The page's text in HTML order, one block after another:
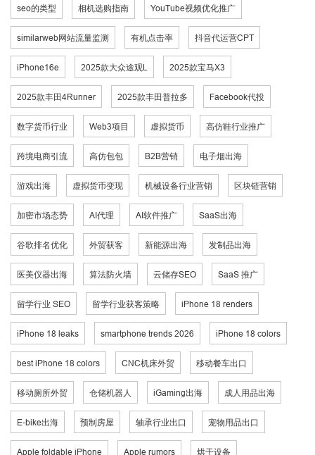
seo的类型 相机选购指南 YouTube视频优化推广
similarweb网站流量监测 有机点击率 抖音代运营CPT
iPhone16e 2025款大众途观L 2025款宝马X3
2025款丰田4Runner 2025款丰田普拉多 Facebook代投
数字货币行业 Web3项目 虚拟货币 高仿鞋行业推广
跨境电商引流 高仿包包 B2B营销 电子烟出海
游戏出海 虚拟货币变现 机械设备行业营销 区块链营销
加密市场态势 AI代理 AI软件推广 SaaS出海
谷歌排名优化 外贸获客 新能源出海 发制品出海
医美仪器出海 算法防火墙 云储存SEO SaaS 推广
留学行业 SEO 留学行业获客策略 iPhone 18 renders
iPhone 18 leaks smartphone trends 2026 iPhone 18 colors
best iPhone 18 colors CNC机床外贸 移动餐车出口
移动厕所外贸 仓储机器人 iGaming出海 成人用品出海
E-bike出海 预制房屋 轴承行业出口 宠物用品出口
Apple foldable iPhone Apple rumors 烘干设备